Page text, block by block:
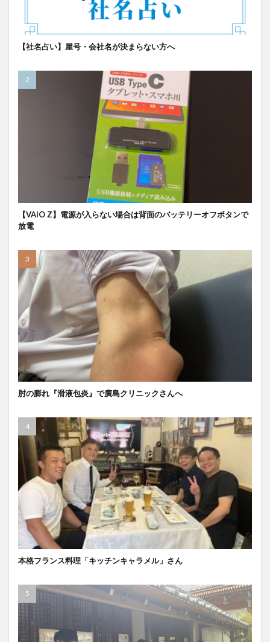
【社名占い】屋号・会社名が決まらない方へ
【VAIO Z】電源が入らない場合は背面のバッテリーオフボタンで
放電
肘の膨れ『滑液包炎』で廣島クリニックさんへ
本格フランス料理「キッチンキャラメル」さん